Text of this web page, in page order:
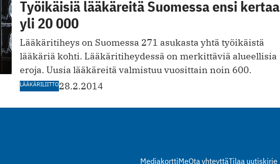
Työikäisiä lääkäreitä Suomessa ensi kertaa
yli 20 000
Lääkäritiheys on Suomessa 271 asukasta yhtä työikäistä
lääkäriä kohti. Lääkäritiheydessä on merkittäviä alueellisia
eroja. Uusia lääkäreitä valmistuu vuosittain noin 600.
LÄÄKÄRILIITTO28.2.2014
MediakorttiMeOta yhteyttäTilaa uutiskirje